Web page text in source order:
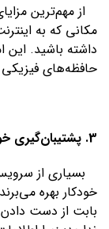
از مهم‌ترین
مکانی که به
داشته باشید.
حافظه‌های فیزیکی
3. پشتیبان‌گیری خودکار:
بسیاری از
خودکار بهره
بابت از دست